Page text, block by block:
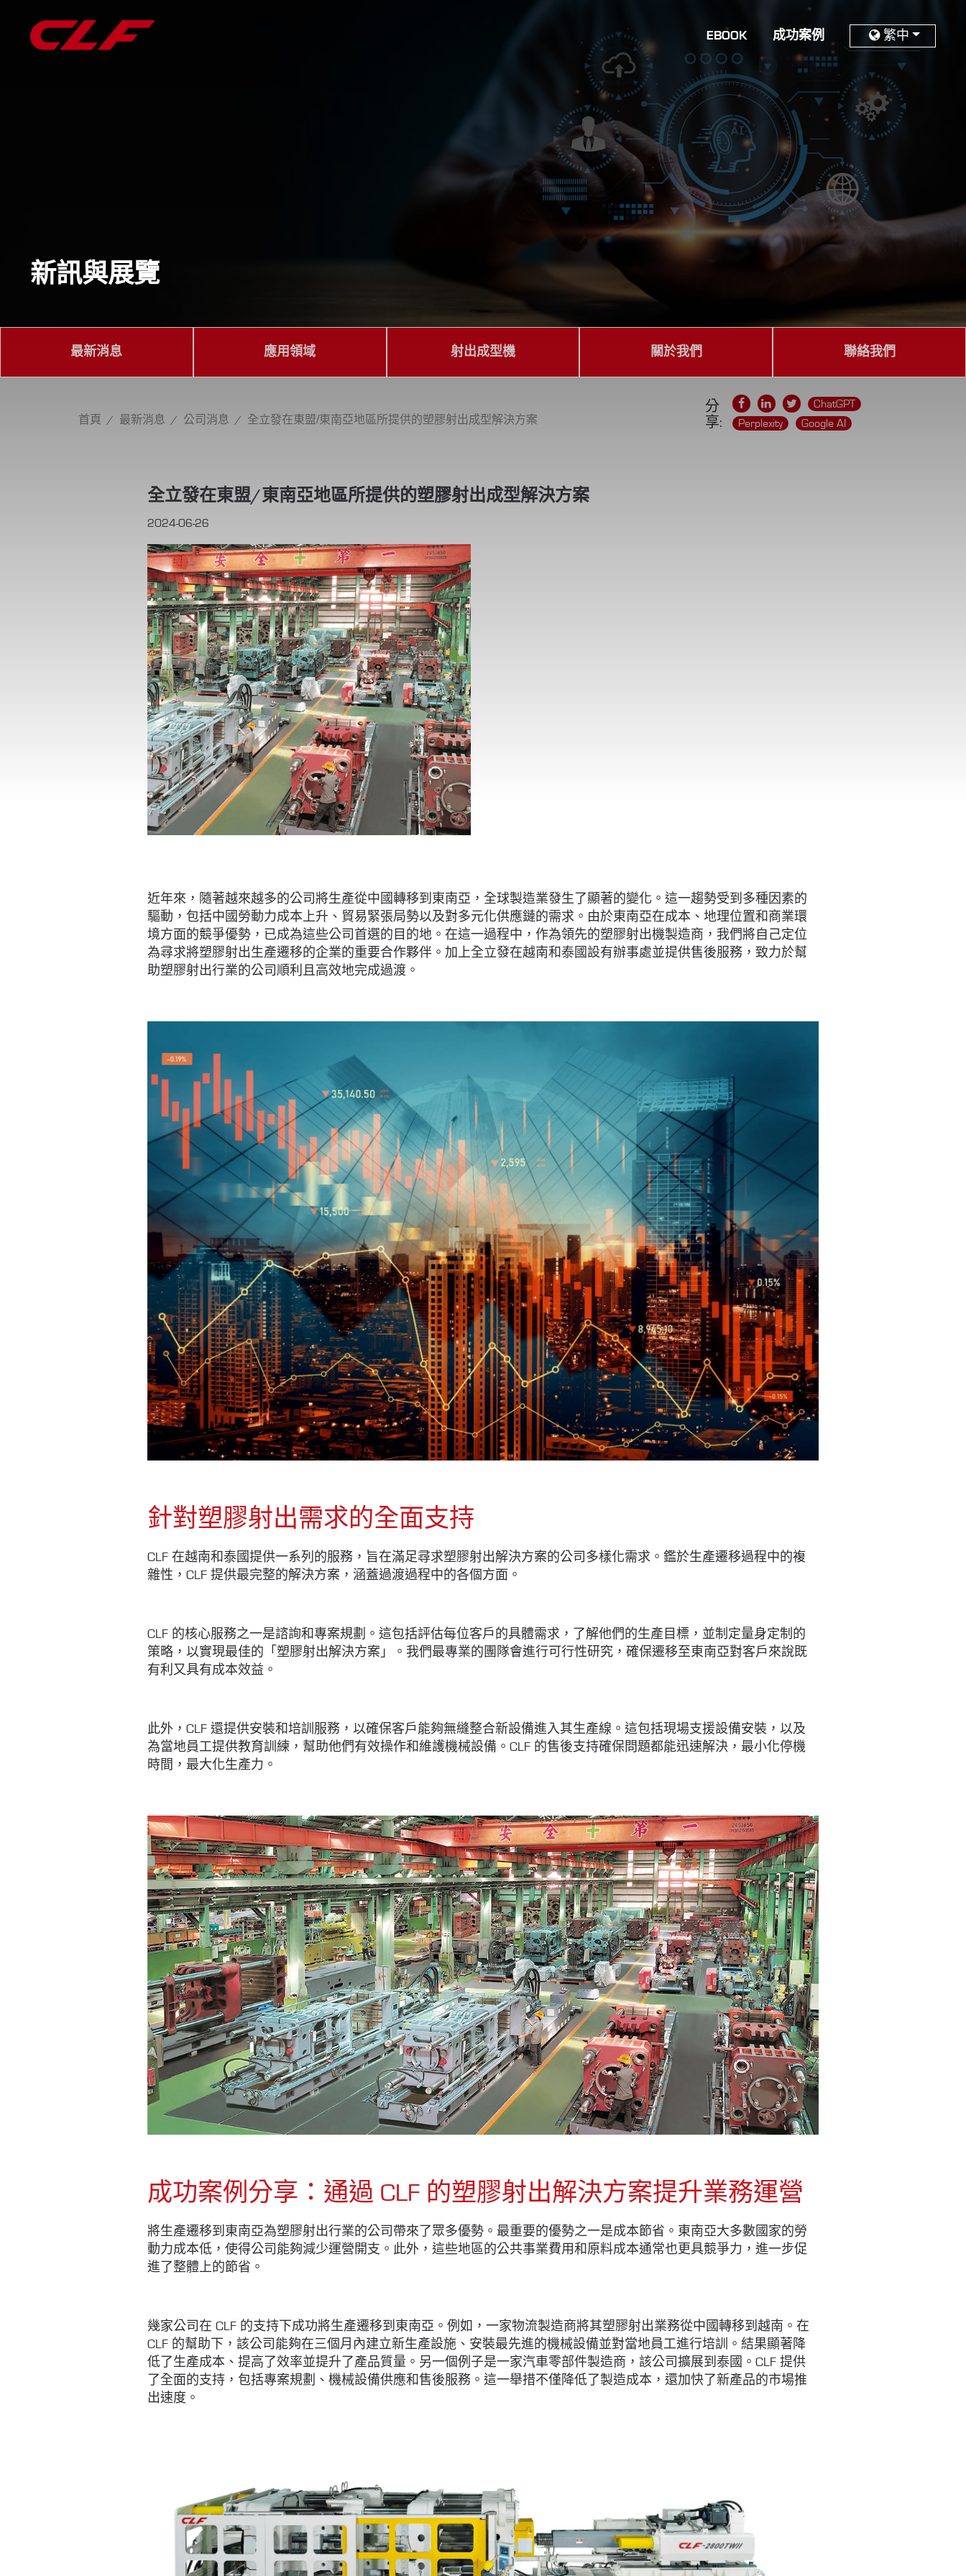
EBOOK 成功案例 繁中
新訊與展覽
最新消息 應用領域 射出成型機 關於我們 聯絡我們
首頁 最新消息 公司消息 全立發在東盟/東南亞地區所提供的塑膠射出成型解決方案
分
享:
ChatGPT
Perplexity
Google AI
全立發在東盟/東南亞地區所提供的塑膠射出成型解決方案
2024-06-26
近年來，隨著越來越多的公司將生產從中國轉移到東南亞，全球製造業發生了顯著的變化。這一趨勢受到多種因素的
驅動，包括中國勞動力成本上升、貿易緊張局勢以及對多元化供應鏈的需求。由於東南亞在成本、地理位置和商業環
境方面的競爭優勢，已成為這些公司首選的目的地。在這一過程中，作為領先的塑膠射出機製造商，我們將自己定位
為尋求將塑膠射出生產遷移的企業的重要合作夥伴。加上全立發在越南和泰國設有辦事處並提供售後服務，致力於幫
助塑膠射出行業的公司順利且高效地完成過渡。
針對塑膠射出需求的全面支持
CLF 在越南和泰國提供一系列的服務，旨在滿足尋求塑膠射出解決方案的公司多樣化需求。鑑於生產遷移過程中的複
雜性，CLF 提供最完整的解決方案，涵蓋過渡過程中的各個方面。
CLF 的核心服務之一是諮詢和專案規劃。這包括評估每位客戶的具體需求，了解他們的生產目標，並制定量身定制的
策略，以實現最佳的「塑膠射出解決方案」。我們最專業的團隊會進行可行性研究，確保遷移至東南亞對客戶來說既
有利又具有成本效益。
此外，CLF 還提供安裝和培訓服務，以確保客戶能夠無縫整合新設備進入其生產線。這包括現場支援設備安裝，以及
為當地員工提供教育訓練，幫助他們有效操作和維護機械設備。CLF 的售後支持確保問題都能迅速解決，最小化停機
時間，最大化生產力。
成功案例分享：通過 CLF 的塑膠射出解決方案提升業務運營
將生產遷移到東南亞為塑膠射出行業的公司帶來了眾多優勢。最重要的優勢之一是成本節省。東南亞大多數國家的勞
動力成本低，使得公司能夠減少運營開支。此外，這些地區的公共事業費用和原料成本通常也更具競爭力，進一步促
進了整體上的節省。
幾家公司在 CLF 的支持下成功將生產遷移到東南亞。例如，一家物流製造商將其塑膠射出業務從中國轉移到越南。在
CLF 的幫助下，該公司能夠在三個月內建立新生產設施、安裝最先進的機械設備並對當地員工進行培訓。結果顯著降
低了生產成本、提高了效率並提升了產品質量。另一個例子是一家汽車零部件製造商，該公司擴展到泰國。CLF 提供
了全面的支持，包括專案規劃、機械設備供應和售後服務。這一舉措不僅降低了製造成本，還加快了新產品的市場推
出速度。